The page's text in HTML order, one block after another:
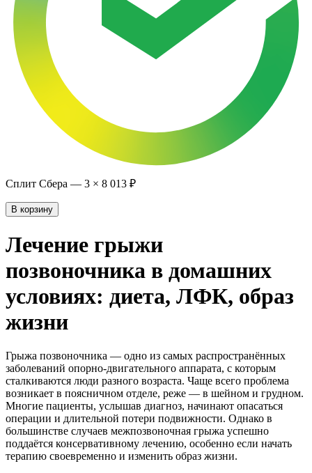
Сплит Сбера — 3 × 8 013 ₽
В корзину
Лечение грыжи
позвоночника в домашних
условиях: диета, ЛФК, образ
жизни
Грыжа позвоночника — одно из самых распространённых
заболеваний опорно-двигательного аппарата, с которым
сталкиваются люди разного возраста. Чаще всего проблема
возникает в поясничном отделе, реже — в шейном и грудном.
Многие пациенты, услышав диагноз, начинают опасаться
операции и длительной потери подвижности. Однако в
большинстве случаев межпозвоночная грыжа успешно
поддаётся консервативному лечению, особенно если начать
терапию своевременно и изменить образ жизни.